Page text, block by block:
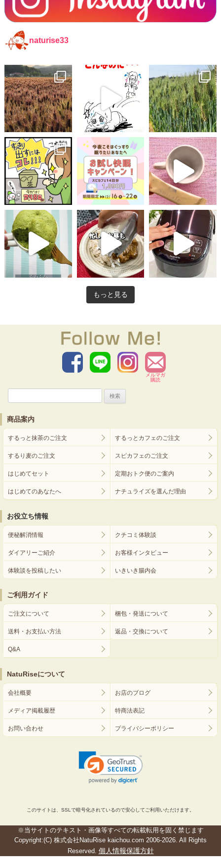
naturise33
もっと見る
メルマガ
購読
商品案内
するっと抹茶のご注文 するっとカフェのご注文
するり麦のご注文 スピカフェのご注文
はじめてセット 定期おトク便のご案内
はじめてのあなたへ ナチュライズを選んだ理由
お役立ち情報
便秘解消情報 クチコミ体験談
ダイアリーご紹介 お客様インタビュー
体験談を投稿したい いきいき腸内会
ご利用ガイド
ご注文について 梱包・発送について
送料・お支払い方法 返品・交換について
Q&A
NatuRiseについて
会社概要 お店のブログ
メディア掲載履歴 特商法表記
お問い合わせ プライバシーポリシー
このサイトは、SSLで暗号化されているので安心してご利用いただけます。
※当サイトのテキスト・画像等すべての転載転用を固く禁じます
Copyright:(C) 株式会社NatuRise kaichou.com 2006-2026. All Rights
Reserved. 個人情報保護方針